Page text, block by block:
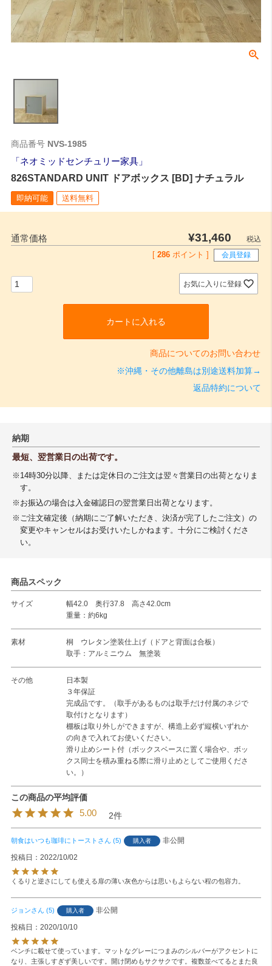
商品番号 NVS-1985
ネオミッドセンチュリー家具
826STANDARD UNIT ドアボックス [BD] ナチュラル
即納可能 送料無料
通常価格 ¥31,460
税込
286 ポイント ] 会員登録
お気に入りに登録
カートに入れる
商品についてのお問い合わせ
※沖縄・その他離島は別途送料加算→
返品特約について
納期
最短、翌営業日の出荷です。
※14時30分以降、または定休日のご注文は翌々営業日の出荷となりま
す。
※お振込の場合は入金確認日の翌営業日出荷となります。
※ご注文確定後（納期にご了解いただき、決済が完了したご注文）の
変更やキャンセルはお受けいたしかねます。十分にご検討くださ
い。
商品スペック
サイズ
幅42.0 奥行37.8 高さ42.0cm
重量：約6kg
素材
桐 ウレタン塗装仕上げ（ドアと背面は合板）
取手：アルミニウム 無塗装
その他
日本製
３年保証
完成品です。（取手があるものは取手だけ付属のネジで
取付けとなります）
棚板は取り外しができますが、構造上必ず縦横いずれか
の向きで入れてお使いください。
滑り止めシート付（ボックスベースに置く場合や、ボッ
クス同士を積み重ねる際に滑り止めとしてご使用くださ
い。）
5.00 2
朝食はいつも珈琲にトースト 5 購入者
非公開
投稿日
2022/10/02
くるりと逆さにしても使える扉の薄い灰色からは思いもよらない程の包容力。
ジョン 5 購入者
非公開
投稿日
2020/10/10
ベンチに載せて使っています。マットなグレーにつまみのシルバーがアクセントに
なり、主張しすぎず美しいです。開け閉めもサクサクです。複数並べてるとまた良